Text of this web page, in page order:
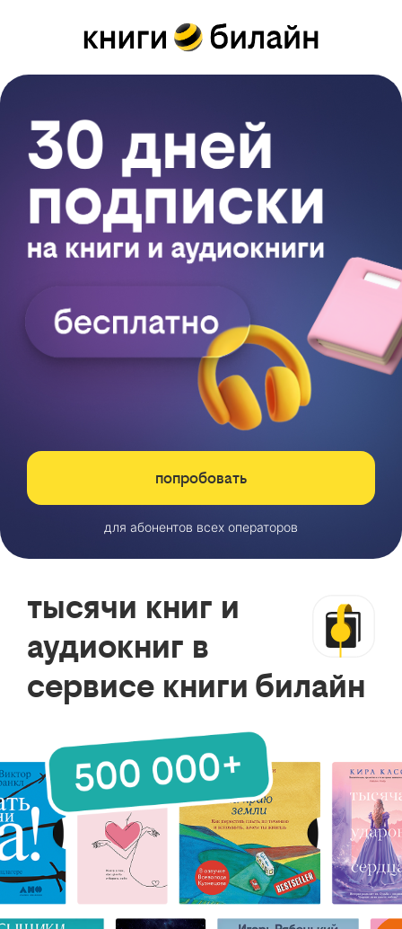
попробовать
для абонентов всех операторов
тысячи книг и
аудиокниг в
сервисе книги билайн